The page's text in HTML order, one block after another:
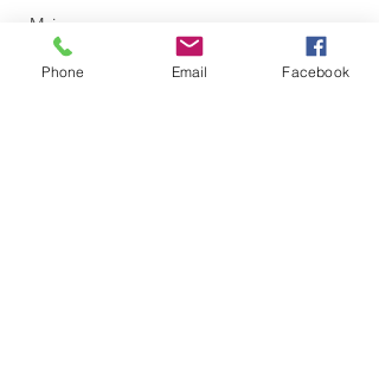
Maio
2023
Abril
Phone Email Facebook